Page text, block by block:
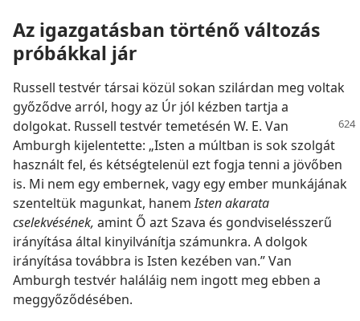
Az igazgatásban történő változás
próbákkal jár
Russell testvér társai közül sokan szilárdan meg voltak
győződve arról, hogy az Úr jól kézben tartja a
dolgokat. Russell testvér temetésén W. E. Van
Amburgh kijelentette: „Isten a múltban is sok szolgát
használt fel, és kétségtelenül ezt fogja tenni a jövőben
is. Mi nem egy embernek, vagy egy ember munkájának
szenteltük magunkat, hanemIsten akarata
cselekvésének, amint Ő azt Szava és gondviselésszerű
irányítása által kinyilvánítja számunkra. A dolgok
irányítása továbbra is Isten kezében van.” Van
Amburgh testvér haláláig nem ingott meg ebben a
meggyőződésében.